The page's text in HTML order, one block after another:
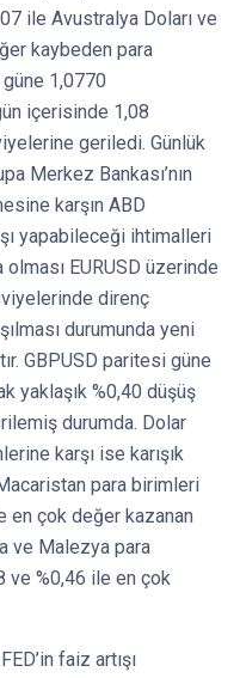
ile Avustralya Doları ve
kaybeden para
1,0770
içerisinde 1,08
geriledi. Günlük
Merkez Bankası’nın
karşın ABD
yapabileceği ihtimalleri
EURUSD üzerinde
direnç
durumunda yeni
GBPUSD paritesi güne
yaklaşık %0,40 düşüş
durumda. Dolar
karşı ise karışık
para birimleri
en çok değer kazanan
ve Malezya para
ve %0,46 ile en çok
faiz artışı